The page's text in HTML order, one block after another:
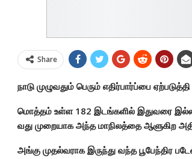
Share
நாடு முழுவதும் பெரும் எதிர்பார்ப்பை
மொத்தம் உள்ள 182 இடங்களில் இதுவரை
வது முறையாக அந்த மாநிலத்தை ஆளுகிற
அங்கு முதல்வராக இருந்து வந்த பூபேந்திர